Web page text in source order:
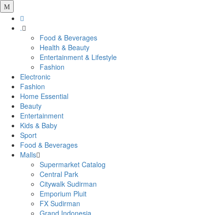
.
Food & Beverages
Health & Beauty
Entertainment & Lifestyle
Fashion
Electronic
Fashion
Home Essential
Beauty
Entertainment
Kids & Baby
Sport
Food & Beverages
Malls
Supermarket Catalog
Central Park
Citywalk Sudirman
Emporium Pluit
FX Sudirman
Grand Indonesia